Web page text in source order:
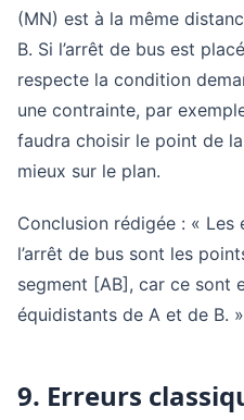
(MN) est à la même
B. Si l’arrêt de bus est
respecte la condition
une contrainte, par
faudra choisir le point de
mieux sur le plan.
Conclusion rédigée : «
l’arrêt de bus sont les
segment [AB], car ce sont
équidistants de A et de B. »
9. Erreurs